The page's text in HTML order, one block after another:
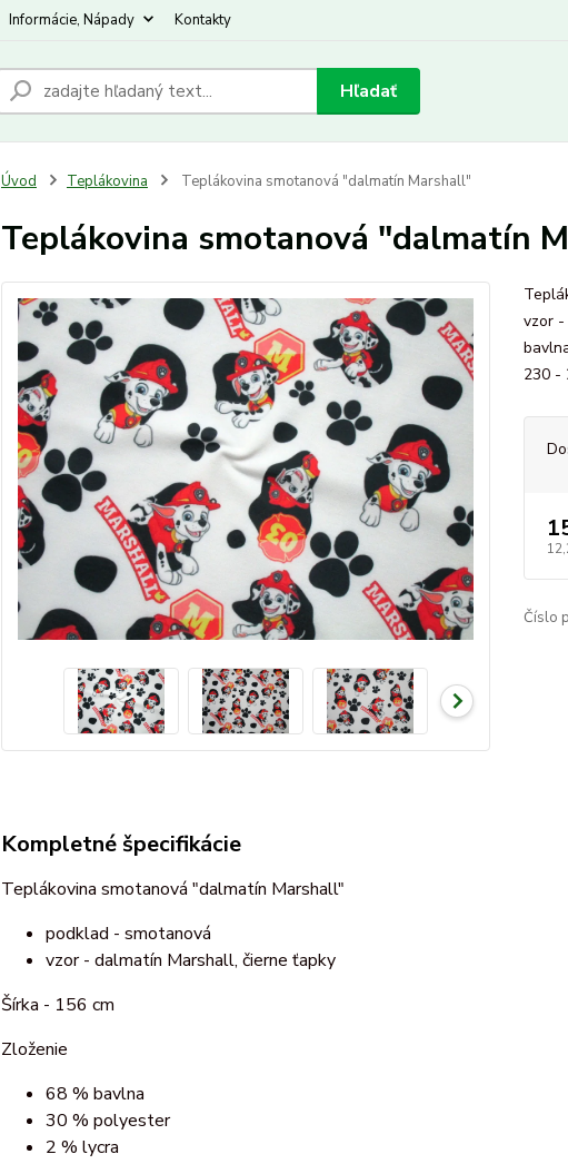
Informácie, Nápady Kontakty
Hľadať
Úvod Teplákovina Teplákovina smotanová "dalmatín Marshall"
Teplákovina smotanová "dalmatín
vzor
230 -
Číslo
Kompletné špecifikácie
Teplákovina smotanová "dalmatín Marshall"
podklad - smotanová
vzor - dalmatín Marshall, čierne ťapky
Šírka - 156 cm
Zloženie
68 % bavlna
30 % polyester
2 % lycra